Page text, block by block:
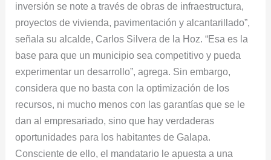
inversión se note a través de obras de infraestructura,
proyectos de vivienda, pavimentación y alcantarillado”,
señala su alcalde, Carlos Silvera de la Hoz. “Esa es la
base para que un municipio sea competitivo y pueda
experimentar un desarrollo”, agrega. Sin embargo,
considera que no basta con la optimización de los
recursos, ni mucho menos con las garantías que se le
dan al empresariado, sino que hay verdaderas
oportunidades para los habitantes de Galapa.
Consciente de ello, el mandatario le apuesta a una